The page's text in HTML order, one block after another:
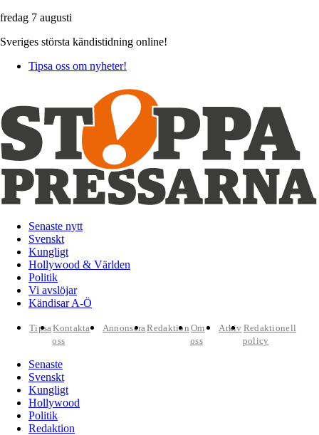
fredag 7 augusti
Sveriges största kändistidning online!
Tipsa oss om nyheter!
Senaste nytt
Svenskt
Kungligt
Hollywood & Världen
Politik
Vi avslöjar
Kändisar A-Ö
TipsaKontakta
oss
AnnonseraRedaktion Om
oss
Arkiv Redaktionell
policy
Senaste
Svenskt
Kungligt
Hollywood
Politik
Redaktion